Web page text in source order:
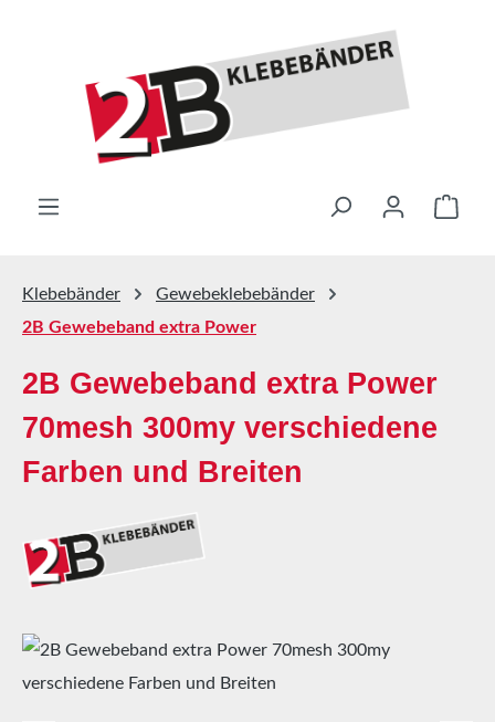
Klebebänder
Gewebeklebebänder
2B Gewebeband extra Power
2B Gewebeband extra Power
70mesh 300my verschiedene
Farben und Breiten
Bildergalerie überspringen